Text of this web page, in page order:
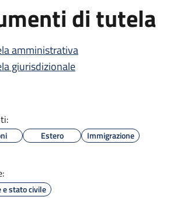
di tutela
amministrativa
giurisdizionale
Estero Immigrazione
e stato civile